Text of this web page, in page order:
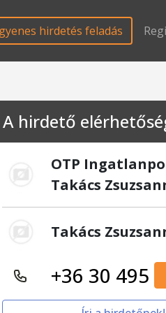
hirdetés feladás
A hirdető
OTP
Takács
Takács
+36 30 495